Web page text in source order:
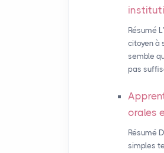
Résumé
citoyen à
semble
pas
orales
Résumé
simples